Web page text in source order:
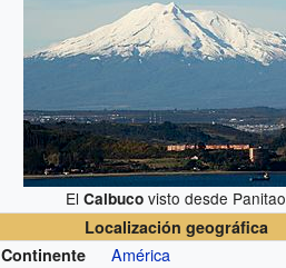
ElCalbuco visto desde Panitao
Localización geográfica
Continente
América